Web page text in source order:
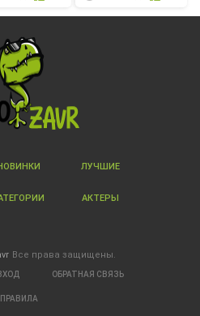
ЛУЧШИЕ
АКТЕРЫ
Все права защищены.
ОБРАТНАЯ СВЯЗЬ
ПРАВИЛА